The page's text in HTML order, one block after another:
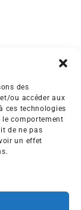
des
ou accéder aux
ces technologies
le comportement
de ne pas
un effet
pour
de grandes
les secteurs